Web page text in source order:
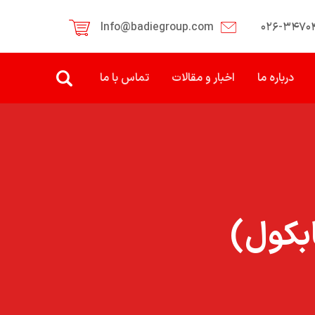
Info@badiegroup.com
درباره ما اخبار و مقالات تماس با ما